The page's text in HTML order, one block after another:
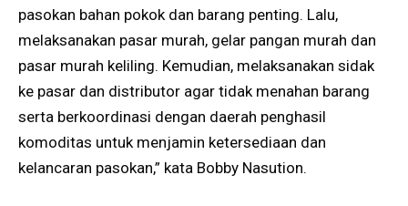
pasokan bahan pokok dan barang penting. Lalu,
melaksanakan pasar murah, gelar pangan murah dan
pasar murah keliling. Kemudian, melaksanakan sidak
ke pasar dan distributor agar tidak menahan barang
serta berkoordinasi dengan daerah penghasil
komoditas untuk menjamin ketersediaan dan
kelancaran pasokan,” kata Bobby Nasution.